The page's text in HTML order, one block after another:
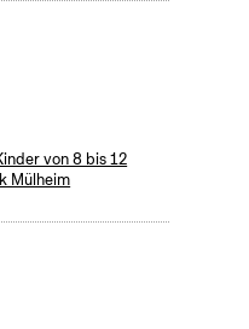
von 8 bis 12
Mülheim